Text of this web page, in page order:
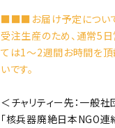
■■■お届け予定につ
受注生産のため、通常5
ては1〜2週間お時間を頂
いです。
＜チャリティー先：一般
「核兵器廃絶日本NGO連